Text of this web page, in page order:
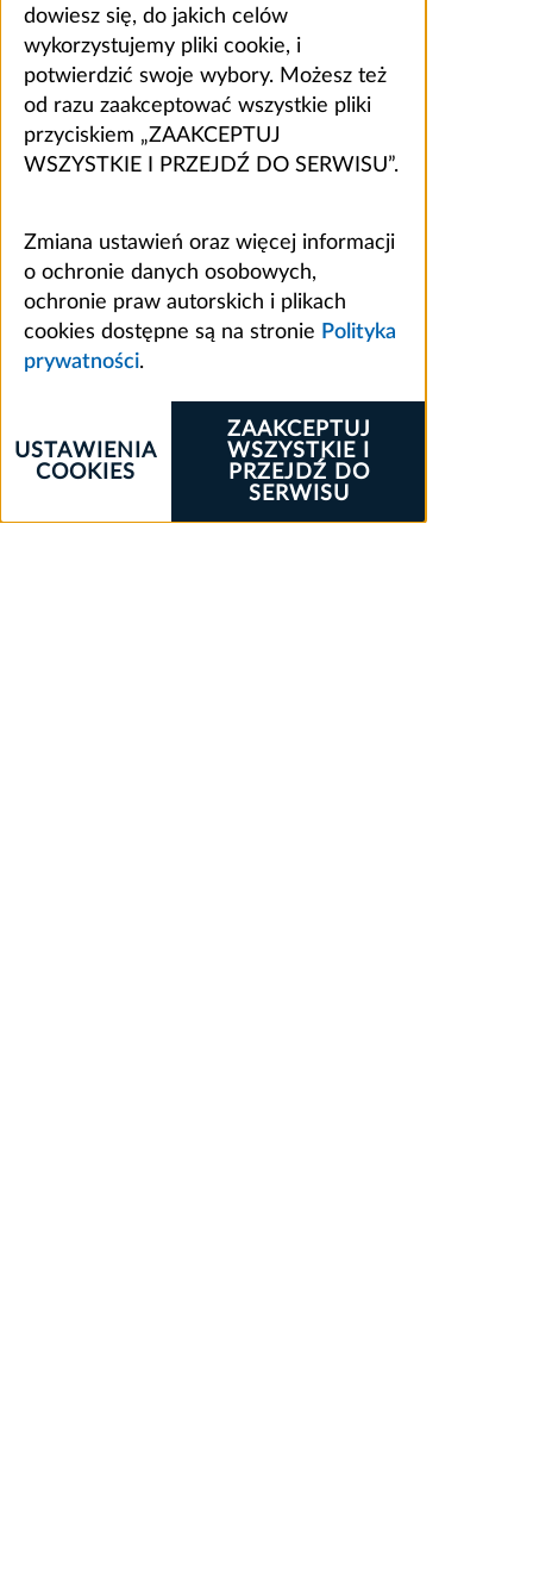
dowiesz się, do jakich celów
wykorzystujemy pliki cookie, i
potwierdzić swoje wybory. Możesz też
od razu zaakceptować wszystkie pliki
przyciskiem „ZAAKCEPTUJ
WSZYSTKIE I PRZEJDŹ DO SERWISU”.
Zmiana ustawień oraz więcej informacji
o ochronie danych osobowych,
ochronie praw autorskich i plikach
cookies dostępne są na stronie Polityka
prywatności.
ZAAKCEPTUJ
WSZYSTKIE I
PRZEJDŹ DO
SERWISU
USTAWIENIA
COOKIES